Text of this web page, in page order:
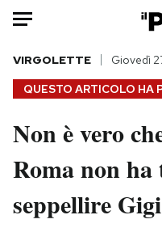
HOME
Italia
Politica
Tecnologia
QUESTO ARTICOLO HA
VIRGOLETTE Giovedì
Non è vero
Roma non
seppellire